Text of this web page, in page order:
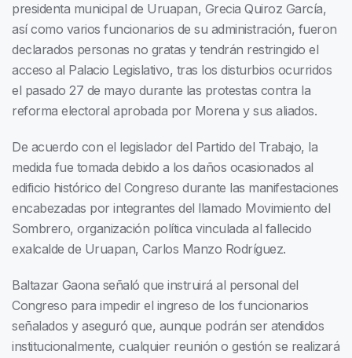
presidenta municipal de Uruapan, Grecia Quiroz García,
así como varios funcionarios de su administración, fueron
declarados personas no gratas y tendrán restringido el
acceso al Palacio Legislativo, tras los disturbios ocurridos
el pasado 27 de mayo durante las protestas contra la
reforma electoral aprobada por Morena y sus aliados.
De acuerdo con el legislador del Partido del Trabajo, la
medida fue tomada debido a los daños ocasionados al
edificio histórico del Congreso durante las manifestaciones
encabezadas por integrantes del llamado Movimiento del
Sombrero, organización política vinculada al fallecido
exalcalde de Uruapan, Carlos Manzo Rodríguez.
Baltazar Gaona señaló que instruirá al personal del
Congreso para impedir el ingreso de los funcionarios
señalados y aseguró que, aunque podrán ser atendidos
institucionalmente, cualquier reunión o gestión se realizará